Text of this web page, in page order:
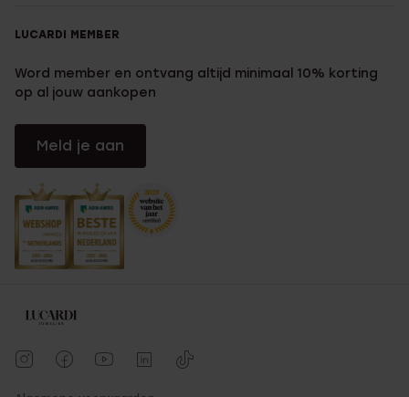
LUCARDI MEMBER
Word member en ontvang altijd minimaal 10% korting
op al jouw aankopen
Meld je aan